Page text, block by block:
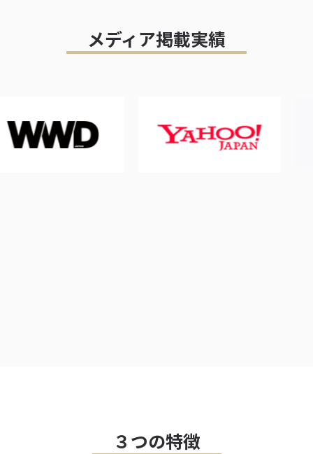
メディア掲載実績
３つの特徴